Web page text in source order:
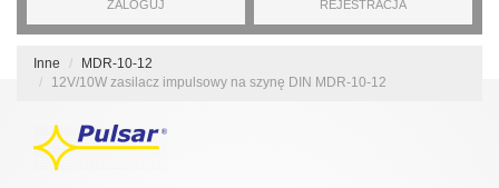
ZALOGUJ REJESTRACJA
Inne
MDR-10-12
12V/10W zasilacz impulsowy na szynę DIN MDR-10-12